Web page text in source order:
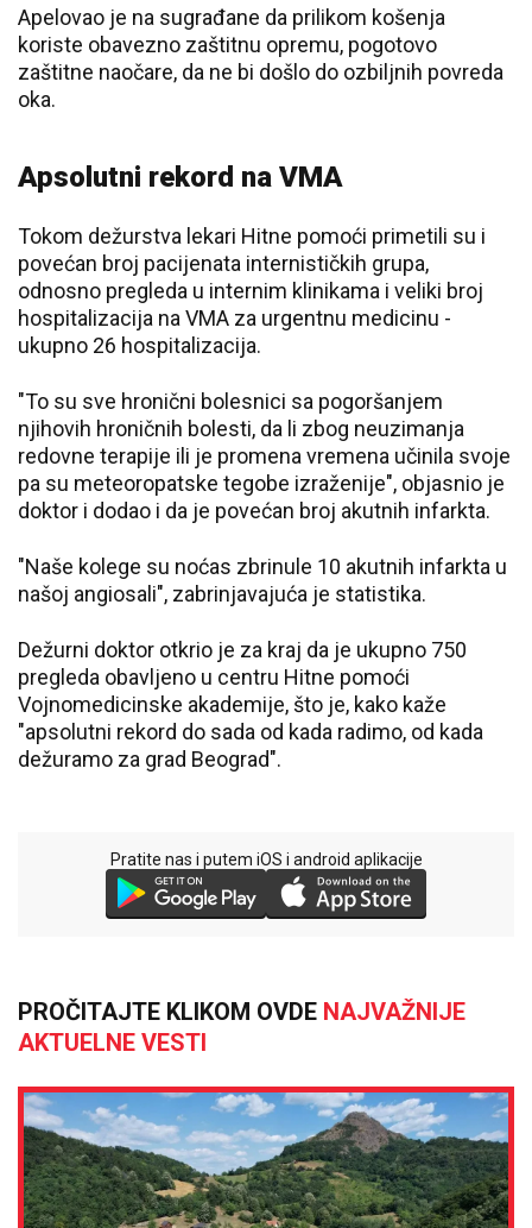
Apelovao je na sugrađane da prilikom košenja
koriste obavezno zaštitnu opremu, pogotovo
zaštitne naočare, da ne bi došlo do ozbiljnih povreda
oka.
Apsolutni rekord na VMA
Tokom dežurstva lekari Hitne pomoći primetili su i
povećan broj pacijenata internističkih grupa,
odnosno pregleda u internim klinikama i veliki broj
hospitalizacija na VMA za urgentnu medicinu -
ukupno 26 hospitalizacija.
"To su sve hronični bolesnici sa pogoršanjem
njihovih hroničnih bolesti, da li zbog neuzimanja
redovne terapije ili je promena vremena učinila svoje
pa su meteoropatske tegobe izraženije", objasnio je
doktor i dodao i da je povećan broj akutnih infarkta.
"Naše kolege su noćas zbrinule 10 akutnih infarkta u
našoj angiosali", zabrinjavajuća je statistika.
Dežurni doktor otkrio je za kraj da je ukupno 750
pregleda obavljeno u centru Hitne pomoći
Vojnomedicinske akademije, što je, kako kaže
"apsolutni rekord do sada od kada radimo, od kada
dežuramo za grad Beograd".
Pratite nas i putem iOS i android aplikacije
PROČITAJTE KLIKOM OVDE NAJVAŽNIJE
AKTUELNE VESTI